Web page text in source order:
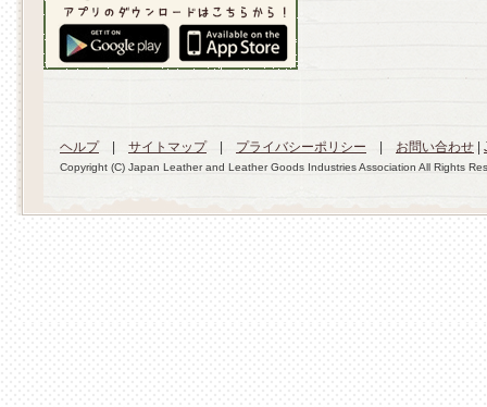
ヘルプ| サイトマップ| プライバシーポリシー お問い合わせ
Copyright (C) Japan Leather and Leather Goods Industries Association All Rights